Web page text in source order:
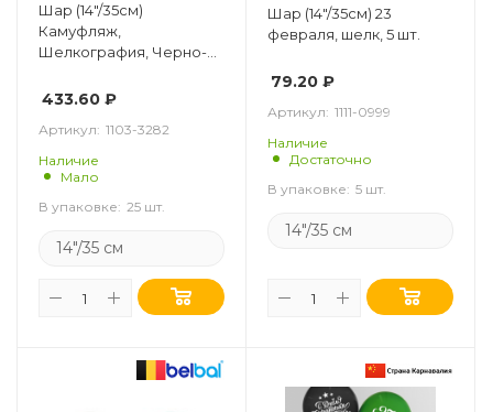
Шар (14"/35см)
Камуфляж,
Шелкография, Черно-
433.60 ₽
Артикул: 1103-3282
Наличие
Мало
В упаковке: 25 шт.
14"/35 см
Шар (14"/35см) 23
февраля, шелк, 5 шт.
79.20 ₽
Артикул: 1111-0999
Наличие
Достаточно
В упаковке: 5 шт.
14"/35 см